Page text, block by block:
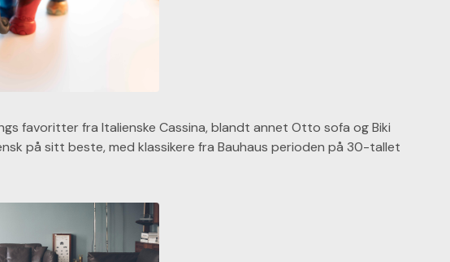
favoritter fra Italienske Cassina, blandt annet Otto sofa og Biki
på sitt beste, med klassikere fra Bauhaus perioden på 30-tallet